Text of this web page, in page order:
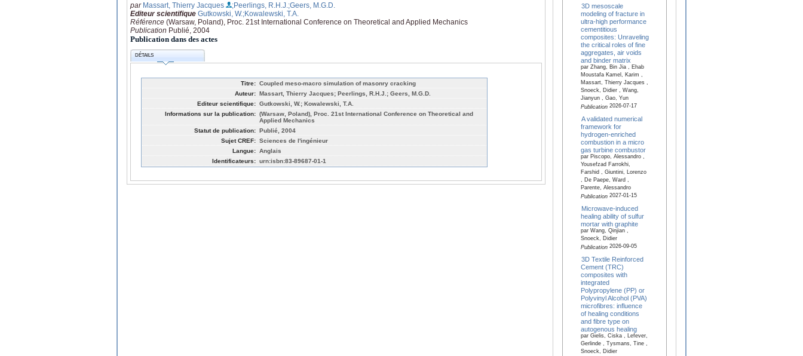
par Massart, Thierry Jacques ;Peerlings, R.H.J. ;Geers, M.G.D.
Editeur scientifique Gutkowski, W.;Kowalewski, T.A.
Référence (Warsaw, Poland), Proc. 21st International Conference on Theoretical and Applied Mechanics
Publication Publié, 2004
Publication dans des actes
DÉTAILS
Titre: Coupled meso-macro simulation of masonry cracking
Auteur: Massart, Thierry Jacques; Peerlings, R.H.J.; Geers, M.G.D.
Editeur scientifique: Gutkowski, W.; Kowalewski, T.A.
Informations sur la publication: (Warsaw, Poland), Proc. 21st International Conference on Theoretical and
Applied Mechanics
Statut de publication: Publié, 2004
Sujet CREF: Sciences de l'ingénieur
Langue: Anglais
Identificateurs: urn:isbn:83-89687-01-1
3D mesoscale
modeling of fracture in
ultra-high performance
cementitious
composites: Unraveling
the critical roles of fine
aggregates, air voids
and binder matrix
par Zhang, Bin Jia , Ehab
Moustafa Kamel, Karim ,
Massart, Thierry Jacques ,
Snoeck, Didier , Wang,
Jianyun , Gao, Yun
Publication2026-07-17
A validated numerical
framework for
hydrogen-enriched
combustion in a micro
gas turbine combustor
par Piscopo, Alessandro ,
Yousefzad Farrokhi,
Farshid , Giuntini, Lorenzo
, De Paepe, Ward ,
Parente, Alessandro
Publication2027-01-15
Microwave-induced
healing ability of sulfur
mortar with graphite
par Wang, Qinjian ,
Snoeck, Didier
Publication2026-09-05
3D Textile Reinforced
Cement (TRC)
composites with
integrated
Polypropylene (PP) or
Polyvinyl Alcohol (PVA)
microfibres: influence
of healing conditions
and fibre type on
autogenous healing
par Gielis, Ciska , Lefever,
Gerlinde , Tysmans, Tine ,
Snoeck, Didier